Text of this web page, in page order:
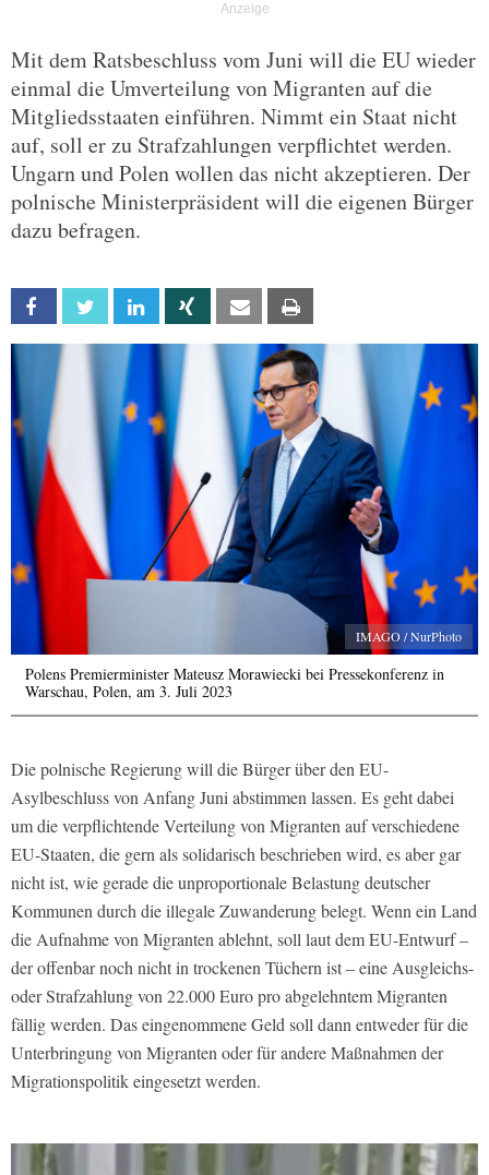
Mit dem Ratsbeschluss vom Juni will die EU wieder
einmal die Umverteilung von Migranten auf die
Mitgliedsstaaten einführen. Nimmt ein Staat nicht
auf, soll er zu Strafzahlungen verpflichtet werden.
Ungarn und Polen wollen das nicht akzeptieren. Der
polnische Ministerpräsident will die eigenen Bürger
dazu befragen.
Facebook Twitter Linkedin Xing Email
IMAGO / NurPhoto
Polens Premierminister Mateusz Morawiecki bei Pressekonferenz in
Warschau, Polen, am 3. Juli 2023
Die polnische Regierung will die Bürger über den EU-
Asylbeschluss von Anfang Juni abstimmen lassen. Es geht dabei
um die verpflichtende Verteilung von Migranten auf verschiedene
EU-Staaten, die gern als solidarisch beschrieben wird, es aber gar
nicht ist, wie gerade die unproportionale Belastung deutscher
Kommunen durch die illegale Zuwanderung belegt. Wenn ein Land
die Aufnahme von Migranten ablehnt, soll laut dem EU-Entwurf –
der offenbar noch nicht in trockenen Tüchern ist – eine Ausgleichs-
oder Strafzahlung von 22.000 Euro pro abgelehntem Migranten
fällig werden. Das eingenommene Geld soll dann entweder für die
Unterbringung von Migranten oder für andere Maßnahmen der
Migrationspolitik eingesetzt werden.